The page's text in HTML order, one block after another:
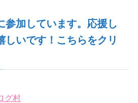
参加しています。応援し
しいです！こちらをクリ
グ村